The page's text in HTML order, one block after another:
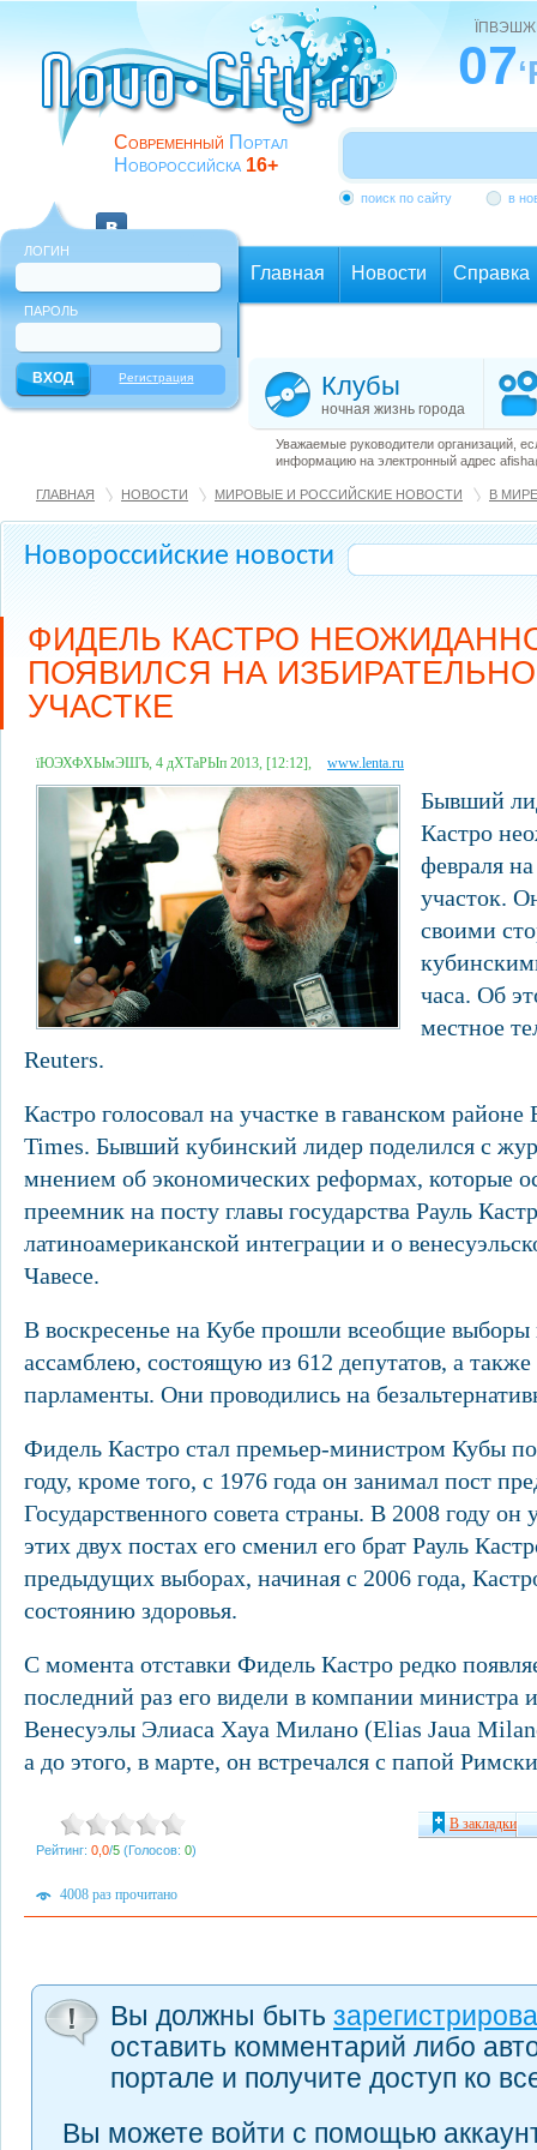
Современный Портал
Новороссийска 16+
07
поиск по сайту в
ЛОГИН
ПАРОЛЬ
Регистрация
Главная Новости Справка
Клубы
ночная жизнь города
Уважаемые руководители организаций,
информацию на электронный адрес
ГЛАВНАЯ НОВОСТИ МИРОВЫЕ И РОССИЙСКИЕ НОВОСТИ В МИРЕ
Новороссийские новости
ФИДЕЛЬ КАСТРО
ПОЯВИЛСЯ НА
УЧАСТКЕ
їЮЭХФХЫмЭШЪ, 4 дХТаРЫп 2013, [12:12], www.lenta.ru
Бывший
Кастро
февраля
участок.
своими
часа. Об
местное
Reuters.
Кастро голосовал на участке в гаванском
Times. Бывший кубинский лидер поделился с
мнением об экономических реформах, которые
преемник на посту главы государства Рауль
латиноамериканской интеграции и о
Чавесе.
В воскресенье на Кубе прошли всеобщие
ассамблею, состоящую из 612 депутатов, а
парламенты. Они проводились на
Фидель Кастро стал премьер-министром Кубы
году, кроме того, с 1976 года он занимал пост
Государственного совета страны. В 2008 году он
этих двух постах его сменил его брат Рауль
предыдущих выборах, начиная с 2006 года,
состоянию здоровья.
С момента отставки Фидель Кастро редко
последний раз его видели в компании министра
Венесуэлы Элиаса Хауа Милано (Elias Jaua
а до этого, в марте, он встречался с папой
Рейтинг: 0,0/5 (Голосов: 0)
В закладки
4008 раз прочитано
Вы должны быть
оставить комментарий либо
портале и получите доступ ко
Вы можете войти с помощью